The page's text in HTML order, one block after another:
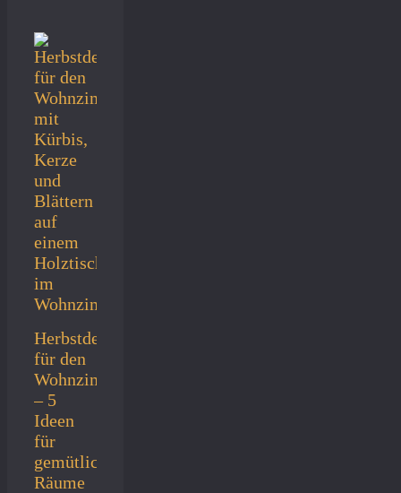
Herbstdeko
für den
Wohnzimmertisch
– 5
Ideen
für
gemütliche
Räume